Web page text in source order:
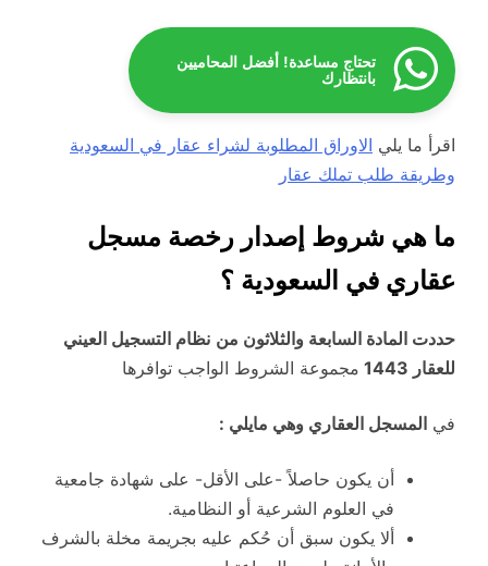
تحتاج مساعدة! أفضل المحاميين
بانتظارك
اقرأ ما يلي الاوراق المطلوبة لشراء عقار في السعودية
وطريقة طلب تملك عقار
ما هي شروط إصدار رخصة مسجل
عقاري في السعودية ؟
حددت المادة السابعة والثلاثون من نظام التسجيل العيني
للعقار 1443
مجموعة الشروط الواجب توافرها
في المسجل العقاري وهي مايلي :
أن يكون حاصلاً -على الأقل- على شهادة جامعية
في العلوم الشرعية أو النظامية.
ألا يكون سبق أن حُكم عليه بجريمة مخلة بالشرف